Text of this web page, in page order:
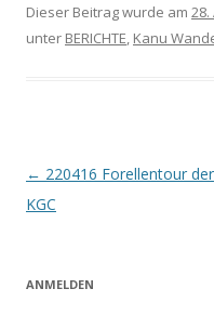
Dieser Beitrag wurde am 28.
unter BERICHTE Kanu
Beitrags-
Navigation
← 220416 Forellentour der
KGC
ANMELDEN